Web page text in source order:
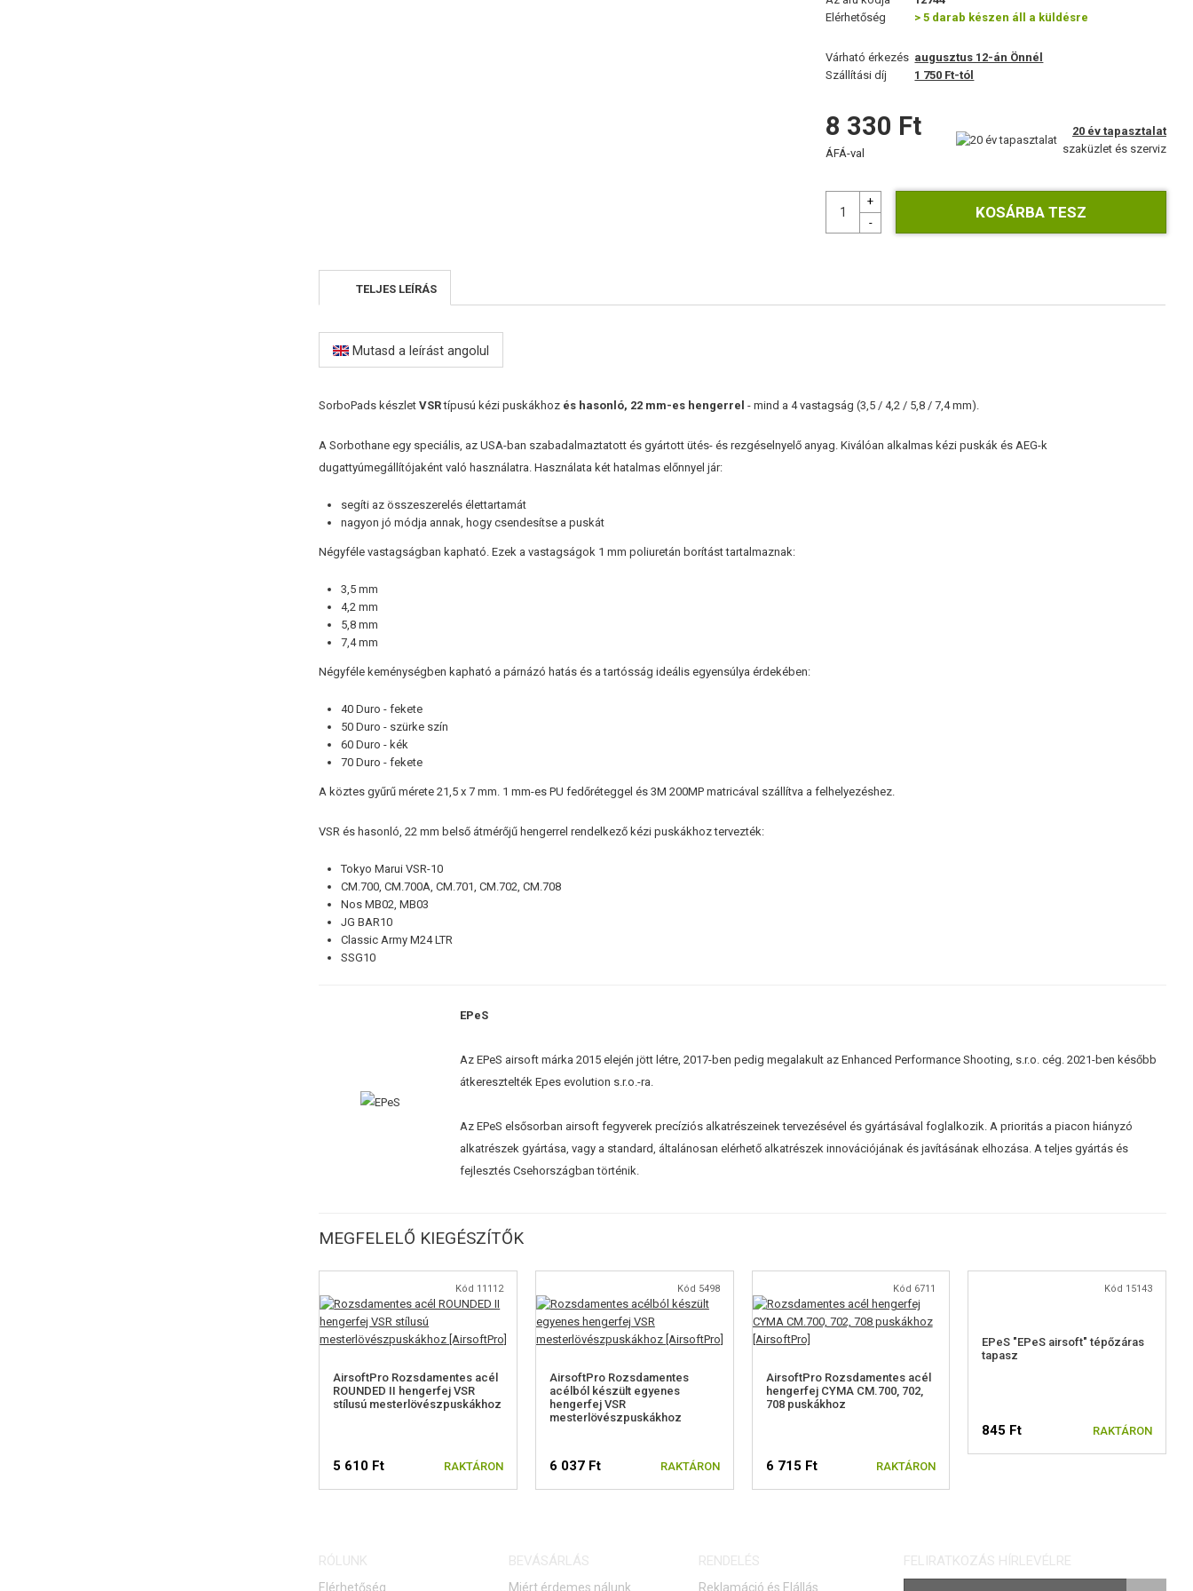
Elérhetőség
> 5 darab készen áll a küldésre
Várható érkezés augusztus 12-án Önnél
Szállítási díj
1 750 Ft-tól
8 330 Ft
ÁFÁ-val
20 év tapasztalat
szaküzlet és szerviz
TELJES LEÍRÁS
Mutasd a leírást angolul
SorboPads készletVSRtípusú kézi puskákhoz és hasonló, 22 mm-es hengerrel - mind a 4 vastagság (3,5 / 4,2 / 5,8 / 7,4 mm).
A Sorbothane egy speciális, az USA-ban szabadalmaztatott és gyártott ütés- és rezgéselnyelő anyag. Kiválóan alkalmas kézi puskák és AEG-k
dugattyúmegállítójaként való használatra. Használata két hatalmas előnnyel jár:
segíti az összeszerelés élettartamát
nagyon jó módja annak, hogy csendesítse a puskát
Négyféle vastagságban kapható. Ezek a vastagságok 1 mm poliuretán borítást tartalmaznak:
3,5 mm
4,2 mm
5,8 mm
7,4 mm
Négyféle keménységben kapható a párnázó hatás és a tartósság ideális egyensúlya érdekében:
40 Duro - fekete
50 Duro - szürke szín
60 Duro - kék
70 Duro - fekete
A köztes gyűrű mérete 21,5 x 7 mm. 1 mm-es PU fedőréteggel és 3M 200MP matricával szállítva a felhelyezéshez.
VSR és hasonló, 22 mm belső átmérőjű hengerrel rendelkező kézi puskákhoz tervezték:
Tokyo Marui VSR-10
CM.700, CM.700A, CM.701, CM.702, CM.708
Nos MB02, MB03
JG BAR10
Classic Army M24 LTR
SSG10
EPeS
Az EPeS airsoft márka 2015 elején jött létre, 2017-ben pedig megalakult az Enhanced Performance Shooting, s.r.o. cég. 2021-ben később
átkeresztelték Epes evolution s.r.o.-ra.
Az EPeS elsősorban airsoft fegyverek precíziós alkatrészeinek tervezésével és gyártásával foglalkozik. A prioritás a piacon hiányzó
alkatrészek gyártása, vagy a standard, általánosan elérhető alkatrészek innovációjának és javításának elhozása. A teljes gyártás és
fejlesztés Csehországban történik.
MEGFELELŐ KIEGÉSZÍTŐK
Kód 11112
AirsoftPro Rozsdamentes acél
ROUNDED II hengerfej VSR
stílusú mesterlövészpuskákhoz
5 610 Ft RAKTÁRON
Kód 5498
AirsoftPro Rozsdamentes
acélból készült egyenes
hengerfej VSR
mesterlövészpuskákhoz
6 037 Ft RAKTÁRON
Kód 6711
AirsoftPro Rozsdamentes acél
hengerfej CYMA CM.700, 702,
708 puskákhoz
6 715 Ft RAKTÁRON
Kód 15143
EPeS "EPeS airsoft" tépőzáras
tapasz
845 Ft RAKTÁRON
RÓLUNK
Elérhetőség
BEVÁSÁRLÁS
Miért érdemes nálunk
RENDELÉS
Reklamáció és Elállás
FELIRATKOZÁS HÍRLEVÉLRE